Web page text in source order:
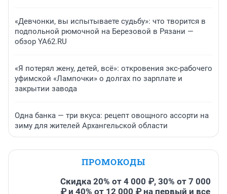
«Девчонки, вы испытываете судьбу»: что творится в
подпольной рюмочной на Березовой в Рязани —
обзор YA62.RU
«Я потерял жену, детей, всё»: откровения экс-рабочего
уфимской «Лампочки» о долгах по зарплате и
закрытии завода
Одна банка — три вкуса: рецепт овощного ассорти на
зиму для жителей Архангельской области
ПРОМОКОДЫ
Скидка 20% от 4 000 ₽, 30% от 7 000
₽ и 40% от 12 000 ₽ на первый и все